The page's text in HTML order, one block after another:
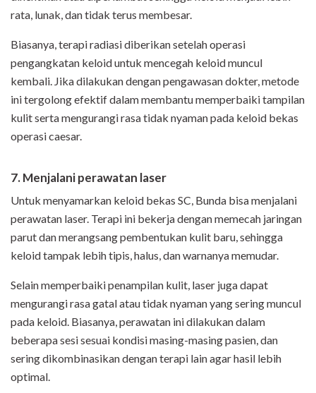
rata, lunak, dan tidak terus membesar.
Biasanya, terapi radiasi diberikan setelah operasi
pengangkatan keloid untuk mencegah keloid muncul
kembali. Jika dilakukan dengan pengawasan dokter, metode
ini tergolong efektif dalam membantu memperbaiki tampilan
kulit serta mengurangi rasa tidak nyaman pada keloid bekas
operasi caesar.
7. Menjalani perawatan laser
Untuk menyamarkan keloid bekas SC, Bunda bisa menjalani
perawatan laser. Terapi ini bekerja dengan memecah jaringan
parut dan merangsang pembentukan kulit baru, sehingga
keloid tampak lebih tipis, halus, dan warnanya memudar.
Selain memperbaiki penampilan kulit, laser juga dapat
mengurangi rasa gatal atau tidak nyaman yang sering muncul
pada keloid. Biasanya, perawatan ini dilakukan dalam
beberapa sesi sesuai kondisi masing-masing pasien, dan
sering dikombinasikan dengan terapi lain agar hasil lebih
optimal.